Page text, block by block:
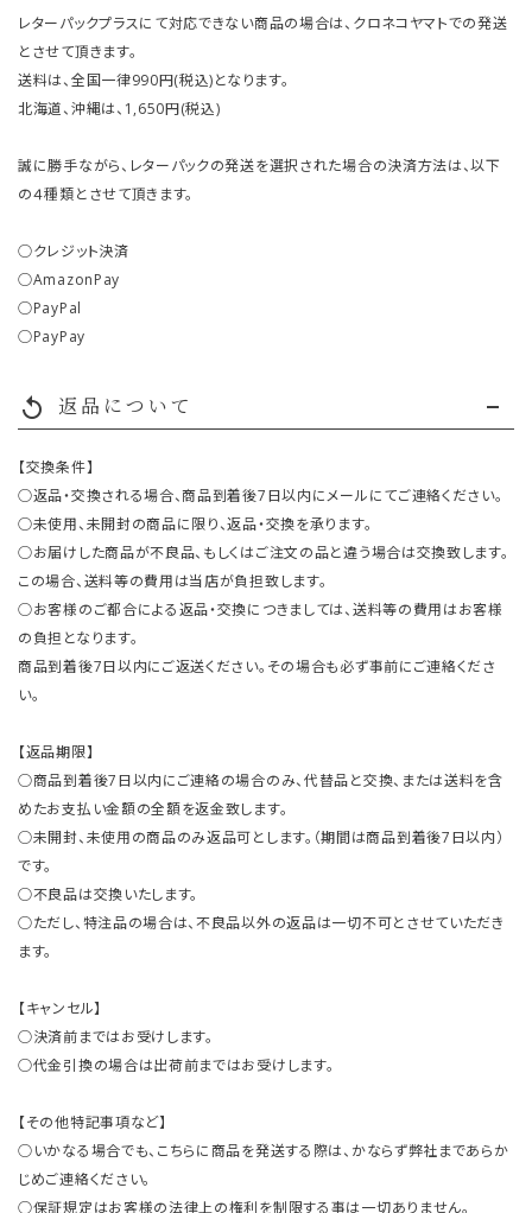
レターパックプラスにて対応できない商品の場合は、クロネコヤマトでの発送
とさせて頂きます。
送料は、全国一律990円(税込)となります。
北海道、沖縄は、1,650円(税込)
誠に勝手ながら、レターパックの発送を選択された場合の決済方法は、以下
の４種類とさせて頂きます。
○クレジット決済
○AmazonPay
○PayPal
○PayPay
replay 返品について
【交換条件】
○返品・交換される場合、商品到着後7日以内にメールにてご連絡ください。
○未使用、未開封の商品に限り、返品・交換を承ります。
○お届けした商品が不良品、もしくはご注文の品と違う場合は交換致します。
この場合、送料等の費用は当店が負担致します。
○お客様のご都合による返品・交換につきましては、送料等の費用はお客様
の負担となります。
商品到着後7日以内にご返送ください。その場合も必ず事前にご連絡くださ
い。
【返品期限】
○商品到着後7日以内にご連絡の場合のみ、代替品と交換、または送料を含
めたお支払い金額の全額を返金致します。
○未開封、未使用の商品のみ返品可とします。（期間は商品到着後7日以内）
です。
○不良品は交換いたします。
○ただし、特注品の場合は、不良品以外の返品は一切不可とさせていただき
ます。
【キャンセル】
○決済前まではお受けします。
○代金引換の場合は出荷前まではお受けします。
【その他特記事項など】
○いかなる場合でも、こちらに商品を発送する際は、かならず弊社まであらか
じめご連絡ください。
○保証規定はお客様の法律上の権利を制限する事は一切ありません。